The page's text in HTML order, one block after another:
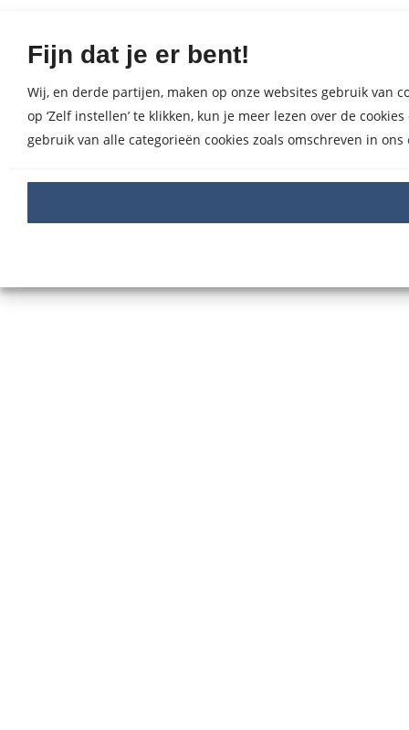
Fijn dat je er bent!
Wij, en derde partijen, maken op onze websites gebruik van
op ‘Zelf instellen’ te klikken, kun je meer lezen over de
gebruik van alle categorieën cookies zoals omschreven in ons